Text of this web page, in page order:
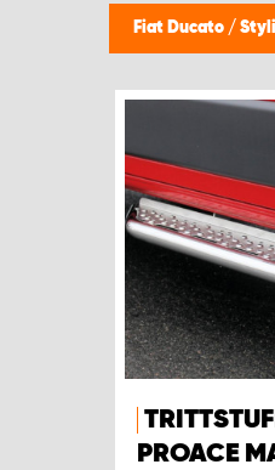
Fiat Ducato /
PROACE